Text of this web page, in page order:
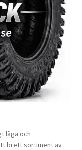
låga och
brett sortiment av